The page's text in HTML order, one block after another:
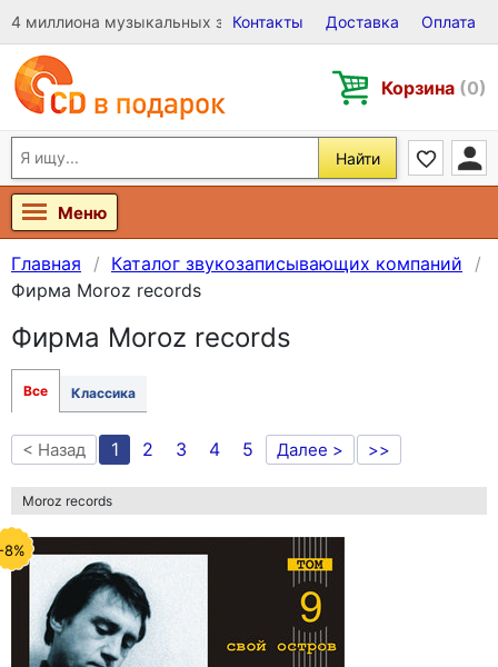
4 миллиона музыкальных записей на Виниле, CD и DVD
Контакты Доставка Оплата
Корзина (0)
Найти
Меню
Главная
Каталог звукозаписывающих компаний
Фирма Moroz records
Фирма Moroz records
Все Классика
< Назад 1 2 3 4 5 Далее > >>
Moroz records
8%